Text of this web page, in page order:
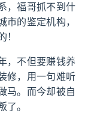
，福哥抓不到什
的鉴定机构，
，不但要赚钱养
修，用一句难听
马。而今却被自
。